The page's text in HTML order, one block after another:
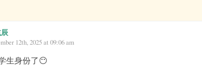
12th, 2025 at 09:06 am
生身份了😶